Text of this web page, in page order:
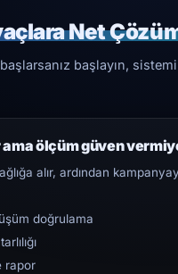
Net
başlayın,
ölçüm güven
alır, ardından
doğrulama
rapor